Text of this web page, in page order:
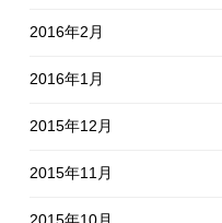
2016年2月
2016年1月
2015年12月
2015年11月